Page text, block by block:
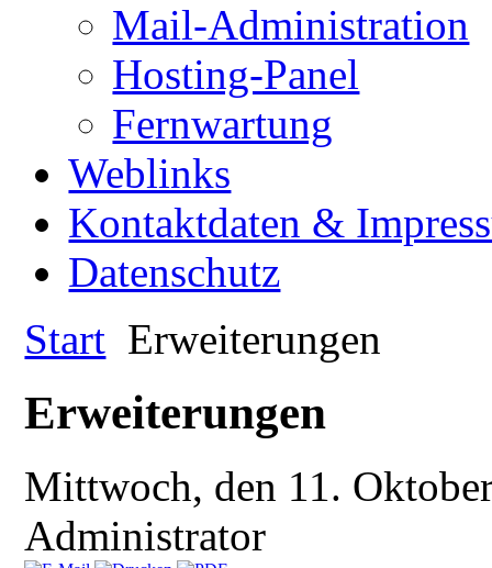
Mail-Administration
Hosting-Panel
Fernwartung
Weblinks
Kontaktdaten &
Datenschutz
Start Erweiterungen
Erweiterungen
Mittwoch, den 11.
Administrator